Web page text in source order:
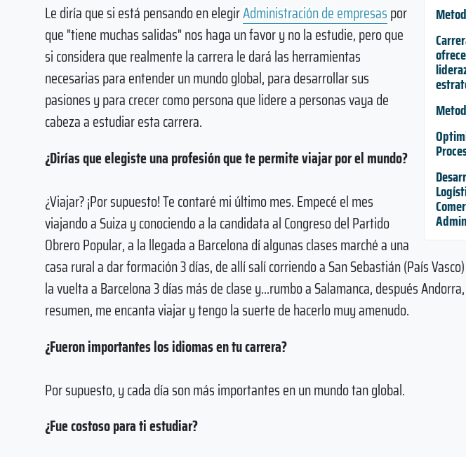
Le diría que si está pensando en elegirAdministración de empresaspor
que "tiene muchas salidas" nos haga un favor y no la estudie, pero que
si considera que realmente la carrera le dará las herramientas
necesarias para entender un mundo global, para desarrollar sus
pasiones y para crecer como persona que lidere a personas vaya de
cabeza a estudiar esta carrera.
¿Dirías que elegiste una profesión que te permite viajar por el mundo?
¿Viajar? ¡Por supuesto! Te contaré mi último mes. Empecé el mes
viajando a Suiza y conociendo a la candidata al Congreso del Partido
Obrero Popular, a la llegada a Barcelona dí algunas clases marché a una
casa rural a dar formación 3 días, de allí salí corriendo a San Sebastián (País
la vuelta a Barcelona 3 días más de clase y...rumbo a Salamanca, después
resumen, me encanta viajar y tengo la suerte de hacerlo muy amenudo.
¿Fueron importantes los idiomas en tu carrera?
Por supuesto, y cada día son más importantes en un mundo tan global.
¿Fue costoso para ti estudiar?